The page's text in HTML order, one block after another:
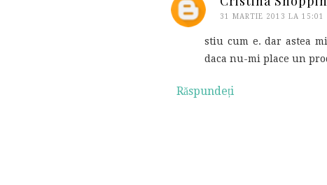
31 MARTIE 2013 LA 15:01
stiu cum e. dar astea
daca nu-mi place un
Răspundeți